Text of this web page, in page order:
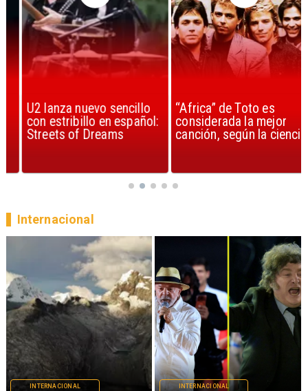
U2 lanza nuevo sencillo
con estribillo en español:
Streets of Dreams
“Africa” de Toto es
considerada la mejor
canción, según la ciencia
INTERNACIONAL INTERNACIONAL
Internacional